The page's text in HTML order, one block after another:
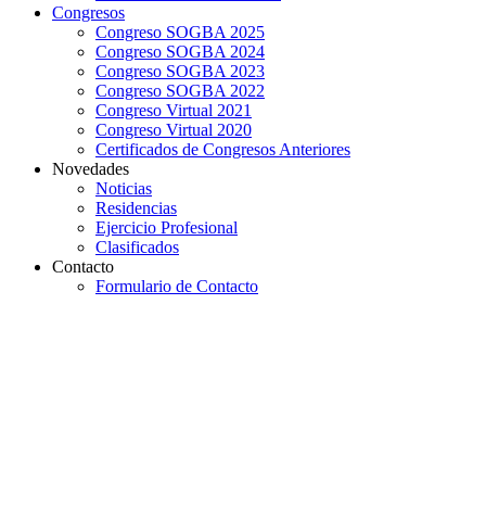
Congresos
Congreso SOGBA 2025
Congreso SOGBA 2024
Congreso SOGBA 2023
Congreso SOGBA 2022
Congreso Virtual 2021
Congreso Virtual 2020
Certificados de Congresos Anteriores
Novedades
Noticias
Residencias
Ejercicio Profesional
Clasificados
Contacto
Formulario de Contacto